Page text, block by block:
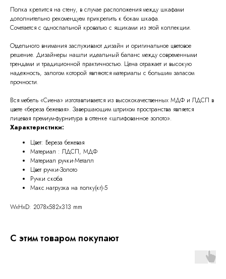
Полка крепится на стену, в случае расположения между шкафами
дополнительно рекомендуем прикрепить к бокам шкафа.
Сочетается с односпальной кроватью с ящиками из этой коллекции.
Отдельного внимания заслуживают дизайн и оригинальное цветовое
решение. Дизайнеры нашли идеальный баланс между современными
трендами и традиционной практичностью. Цена отражает и высокую
надежность, залогом которой являются материалы с большим запасом
прочности.
Вся мебель «Сиена» изготавливается из высококачественных МДФ и ЛДСП в
цвете «береза бежевая». Завершающим штрихом пространства является
лицевая премиум-фурнитура в оттенке «шлифованное золото».
Характеристики:
Цвет: Береза бежевая
Материал : ЛДСП, МДФ
Материал ручки-Металл
Цвет ручки-Золото
Ручки скоба
Макс.нагрузка на полку(кг)-5
WxHxD: 2078x582x313 mm
С этим товаром покупают